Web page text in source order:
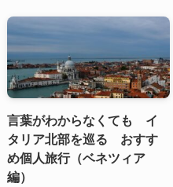
言葉がわからなくても イ
タリア北部を巡る おすす
め個人旅行（ベネツィア
編）